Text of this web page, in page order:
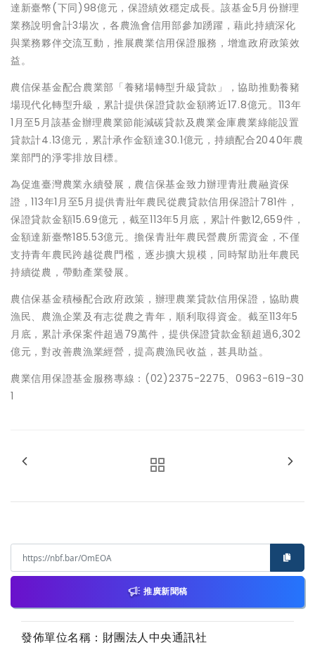
達新臺幣(下同)98億元，保證績效穩定成長。該基金5月份辦理
業務說明會計3場次，各農漁會信用部參加踴躍，藉此持續深化
與業務夥伴交流互動，推展農業信用保證服務，增進政府政策效
益。
農信保基金配合農業部「養豬場轉型升級貸款」，協助推動養豬
場現代化轉型升級，累計提供保證貸款金額將近17.8億元。113年
1月至5月該基金辦理農業節能減碳貸款及農業金庫農業綠能設置
貸款計4.13億元，累計承作金額達30.1億元，持續配合2040年農
業部門的淨零排放目標。
為促進臺灣農業永續發展，農信保基金致力辦理青壯農融資保
證，113年1月至5月提供青壯年農民從農貸款信用保證計781件，
保證貸款金額15.69億元，截至113年5月底，累計件數12,659件，
金額達新臺幣185.53億元。擔保青壯年農民營農所需資金，不僅
支持青年農民跨越從農門檻，逐步擴大規模，同時幫助壯年農民
持續從農，帶動產業發展。
農信保基金積極配合政府政策，辦理農業貸款信用保證，協助農
漁民、農漁企業及有志從農之青年，順利取得資金。截至113年5
月底，累計承保案件超過79萬件，提供保證貸款金額超過6,302
億元，對改善農漁業經營，提高農漁民收益，甚具助益。
農業信用保證基金服務專線：(02)2375-2275、0963-619-30
1
推廣新聞稿
發佈單位名稱：財團法人中央通訊社